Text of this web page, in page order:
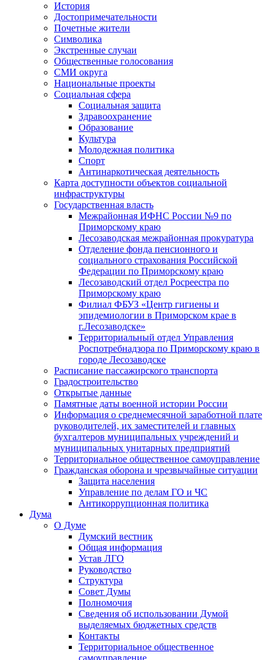
История
Достопримечательности
Почетные жители
Символика
Экстренные случаи
Общественные голосования
СМИ округа
Национальные проекты
Социальная сфера
Социальная защита
Здравоохранение
Образование
Культура
Молодежная политика
Спорт
Антинаркотическая деятельность
Карта доступности объектов социальной
инфраструктуры
Государственная власть
Межрайонная ИФНС России №9 по
Приморскому краю
Лесозаводская межрайонная прокуратура
Отделение фонда пенсионного и
социального страхования Российской
Федерации по Приморскому краю
Лесозаводский отдел Росреестра по
Приморскому краю
Филиал ФБУЗ «Центр гигиены и
эпидемиологии в Приморском крае в
г.Лесозаводске»
Территориальный отдел Управления
Роспотребнадзора по Приморскому краю в
городе Лесозаводске
Расписание пассажирского транспорта
Градостроительство
Открытые данные
Памятные даты военной истории России
Информация о среднемесячной заработной плате
руководителей, их заместителей и главных
бухгалтеров муниципальных учреждений и
муниципальных унитарных предприятий
Территориальное общественное самоуправление
Гражданская оборона и чрезвычайные ситуации
Защита населения
Управление по делам ГО и ЧС
Антикоррупционная политика
Дума
О Думе
Думский вестник
Общая информация
Устав ЛГО
Руководство
Структура
Совет Думы
Полномочия
Сведения об использовании Думой
выделяемых бюджетных средств
Контакты
Территориальное общественное